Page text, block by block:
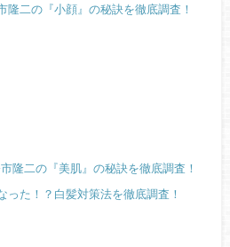
隆二の『小顔』の秘訣を徹底調査！
隆二の『美肌』の秘訣を徹底調査！
った！？白髪対策法を徹底調査！